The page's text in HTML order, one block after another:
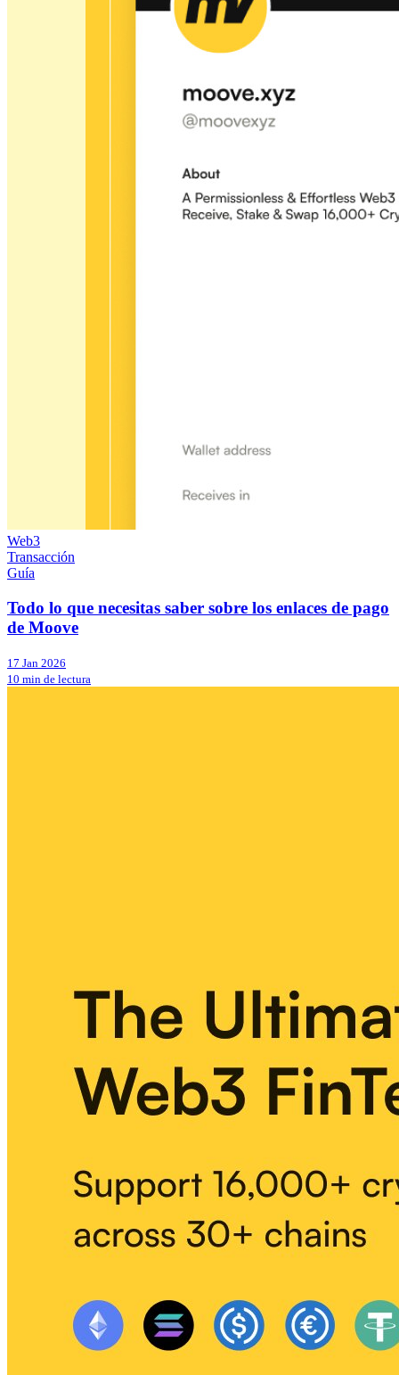
Web3
Transacción
Guía
Todo lo que necesitas saber sobre los enlaces de pago
de Moove
17 Jan 2026
10 min de lectura